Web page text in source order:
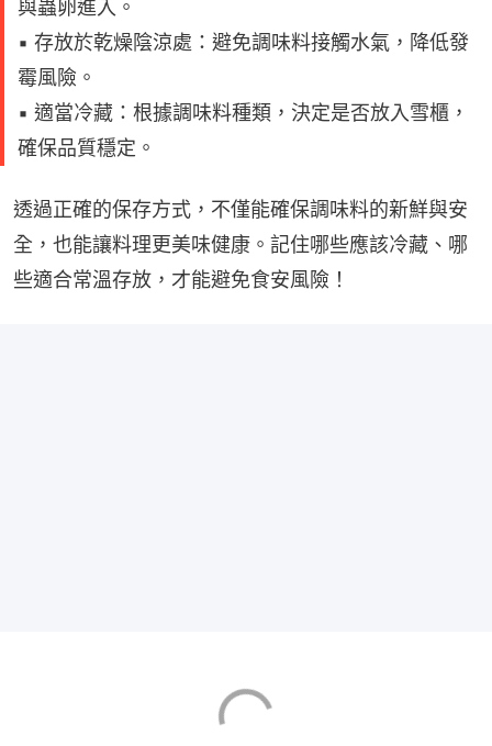
與蟲卵進入。
▪️ 存放於乾燥陰涼處：避免調味料接觸水氣，降低發
霉風險。
▪️ 適當冷藏：根據調味料種類，決定是否放入雪櫃，
確保品質穩定。
透過正確的保存方式，不僅能確保調味料的新鮮與安
全，也能讓料理更美味健康。記住哪些應該冷藏、哪
些適合常溫存放，才能避免食安風險！